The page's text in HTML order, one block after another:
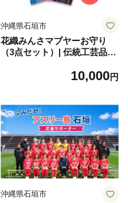
沖縄県石垣市
花織みんさマブヤーお守り
（3点セット）| 伝統工芸品
料無料 沖縄県石垣市10,000円
沖縄県石垣市